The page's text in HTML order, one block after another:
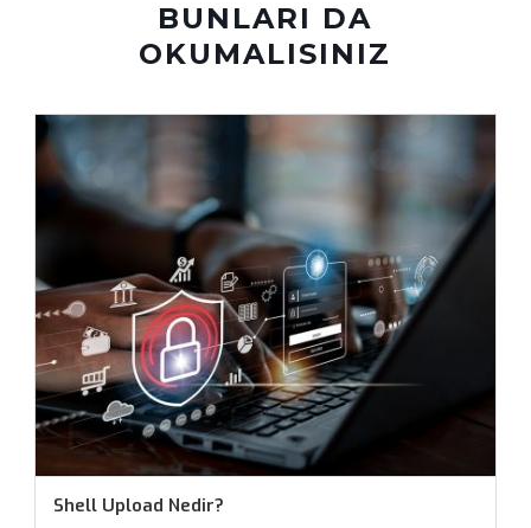
BUNLARI DA
OKUMALISINIZ
Shell Upload Nedir?